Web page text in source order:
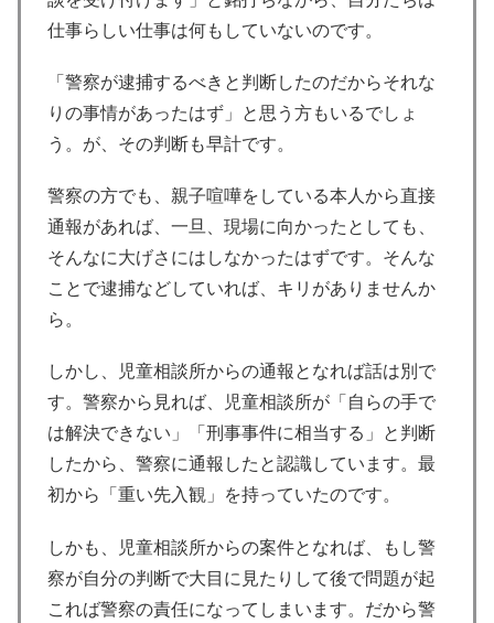
仕事らしい仕事は何もしていないのです。
「警察が逮捕するべきと判断したのだからそれな
りの事情があったはず」と思う方もいるでしょ
う。が、その判断も早計です。
警察の方でも、親子喧嘩をしている本人から直接
通報があれば、一旦、現場に向かったとしても、
そんなに大げさにはしなかったはずです。そんな
ことで逮捕などしていれば、キリがありませんか
ら。
しかし、児童相談所からの通報となれば話は別で
す。警察から見れば、児童相談所が「自らの手で
は解決できない」「刑事事件に相当する」と判断
したから、警察に通報したと認識しています。最
初から「重い先入観」を持っていたのです。
しかも、児童相談所からの案件となれば、もし警
察が自分の判断で大目に見たりして後で問題が起
これば警察の責任になってしまいます。だから警